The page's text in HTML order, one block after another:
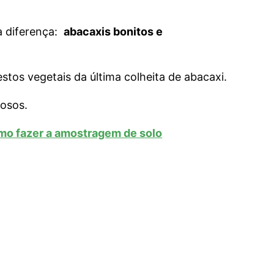
diferença:abacaxis bonitos e
vegetais da última colheita de abacaxi.
fazer a amostragem de solo